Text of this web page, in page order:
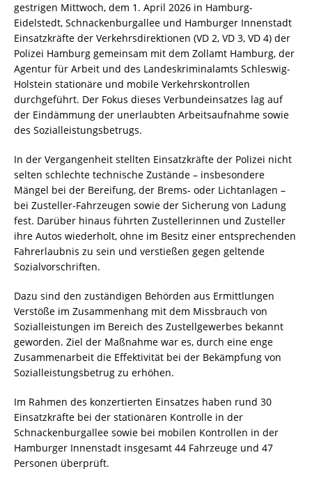
gestrigen Mittwoch, dem 1. April 2026 in Hamburg-
Eidelstedt, Schnackenburgallee und Hamburger Innenstadt
Einsatzkräfte der Verkehrsdirektionen (VD 2, VD 3, VD 4) der
Polizei Hamburg gemeinsam mit dem Zollamt Hamburg, der
Agentur für Arbeit und des Landeskriminalamts Schleswig-
Holstein stationäre und mobile Verkehrskontrollen
durchgeführt. Der Fokus dieses Verbundeinsatzes lag auf
der Eindämmung der unerlaubten Arbeitsaufnahme sowie
des Sozialleistungsbetrugs.
In der Vergangenheit stellten Einsatzkräfte der Polizei nicht
selten schlechte technische Zustände – insbesondere
Mängel bei der Bereifung, der Brems- oder Lichtanlagen –
bei Zusteller-Fahrzeugen sowie der Sicherung von Ladung
fest. Darüber hinaus führten Zustellerinnen und Zusteller
ihre Autos wiederholt, ohne im Besitz einer entsprechenden
Fahrerlaubnis zu sein und verstießen gegen geltende
Sozialvorschriften.
Dazu sind den zuständigen Behörden aus Ermittlungen
Verstöße im Zusammenhang mit dem Missbrauch von
Sozialleistungen im Bereich des Zustellgewerbes bekannt
geworden. Ziel der Maßnahme war es, durch eine enge
Zusammenarbeit die Effektivität bei der Bekämpfung von
Sozialleistungsbetrug zu erhöhen.
Im Rahmen des konzertierten Einsatzes haben rund 30
Einsatzkräfte bei der stationären Kontrolle in der
Schnackenburgallee sowie bei mobilen Kontrollen in der
Hamburger Innenstadt insgesamt 44 Fahrzeuge und 47
Personen überprüft.